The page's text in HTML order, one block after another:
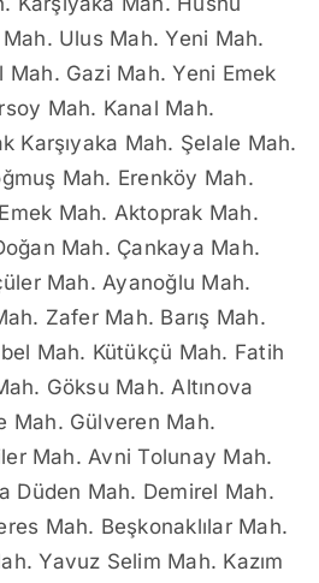
Ulus Mah. Yeni Mah.
Mah. Gazi Mah. Yeni Emek
Mah. Kanal Mah.
Karşıyaka Mah. Şelale Mah.
Mah. Erenköy Mah.
Mah. Aktoprak Mah.
Mah. Çankaya Mah.
Mah. Ayanoğlu Mah.
Zafer Mah. Barış Mah.
Mah. Kütükçü Mah. Fatih
Göksu Mah. Altınova
Mah. Gülveren Mah.
Mah. Avni Tolunay Mah.
Düden Mah. Demirel Mah.
Mah. Beşkonaklılar Mah.
Yavuz Selim Mah. Kazım